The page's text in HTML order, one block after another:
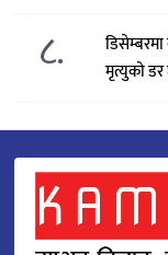
८.
मृत्युको